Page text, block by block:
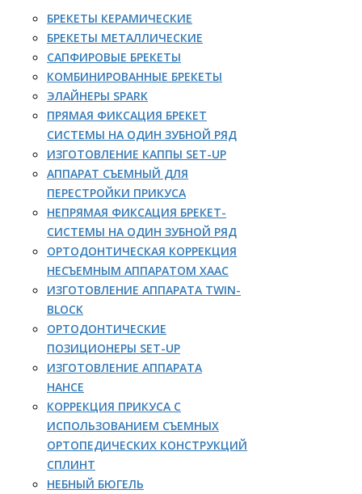
БРЕКЕТЫ КЕРАМИЧЕСКИЕ
БРЕКЕТЫ МЕТАЛЛИЧЕСКИЕ
САПФИРОВЫЕ БРЕКЕТЫ
КОМБИНИРОВАННЫЕ БРЕКЕТЫ
ЭЛАЙНЕРЫ SPARK
ПРЯМАЯ ФИКСАЦИЯ БРЕКЕТ
СИСТЕМЫ НА ОДИН ЗУБНОЙ РЯД
ИЗГОТОВЛЕНИЕ КАППЫ SET-UP
АППАРАТ СЪЕМНЫЙ ДЛЯ
ПЕРЕСТРОЙКИ ПРИКУСА
НЕПРЯМАЯ ФИКСАЦИЯ БРЕКЕТ-
СИСТЕМЫ НА ОДИН ЗУБНОЙ РЯД
ОРТОДОНТИЧЕСКАЯ КОРРЕКЦИЯ
НЕСЪЕМНЫМ АППАРАТОМ ХААС
ИЗГОТОВЛЕНИЕ АППАРАТА TWIN-
BLOCK
ОРТОДОНТИЧЕСКИЕ
ПОЗИЦИОНЕРЫ SET-UP
ИЗГОТОВЛЕНИЕ АППАРАТА
НАНСЕ
КОРРЕКЦИЯ ПРИКУСА С
ИСПОЛЬЗОВАНИЕМ СЪЕМНЫХ
ОРТОПЕДИЧЕСКИХ КОНСТРУКЦИЙ
СПЛИНТ
НЕБНЫЙ БЮГЕЛЬ